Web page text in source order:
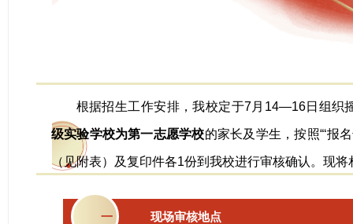
根据招生工作安排，我校定于7月14—16日组织
级实验学校为第一志愿学校的家长及学生，按照“‘报
（见附表）及复印件各1份到我校进行审核确认。现
一 现场审核地点